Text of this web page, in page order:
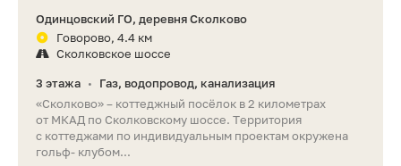
Одинцовский ГО, деревня Сколково
Говорово, 4.4 км
Сколковское шоссе
3 этажа •
Газ, водопровод, канализация
«Сколково» – коттеджный посёлок в 2 километрах
от МКАД по Сколковскому шоссе. Территория
с коттеджами по индивидуальным проектам окружена
гольф- клубом...